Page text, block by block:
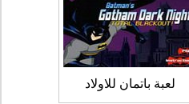
لعبة باتمان للاولاد